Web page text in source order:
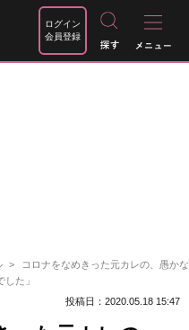
ログイン
会員登録
コロナをなめきった元カレの、愚かな
た」
投稿日：2020.05.18 15:47